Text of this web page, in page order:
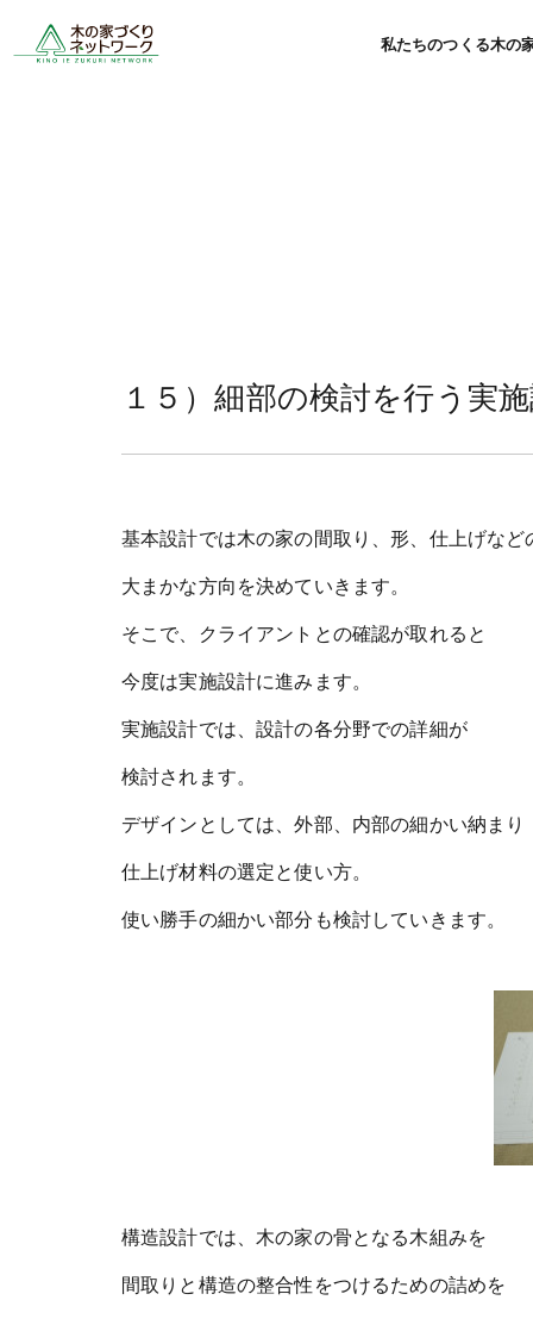
私たちのつくる木の
１５）細部の検討を行う実
基本設計では木の家の間取り、形、仕上げなど
大まかな方向を決めていきます。
そこで、クライアントとの確認が取れると
今度は実施設計に進みます。
実施設計では、設計の各分野での詳細が
検討されます。
デザインとしては、外部、内部の細かい納まり
仕上げ材料の選定と使い方。
使い勝手の細かい部分も検討していきます。
構造設計では、木の家の骨となる木組みを
間取りと構造の整合性をつけるための詰めを